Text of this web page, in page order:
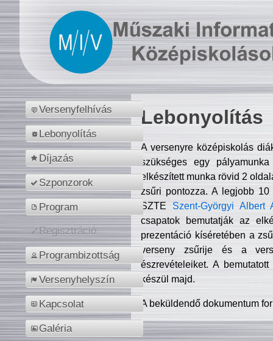
Versenyfelhívás
Lebonyolítás
Díjazás
Szponzorok
Program
Regisztráció
Programbizottság
Versenyhelyszín
Kapcsolat
Galéria
Lebonyolítás
A versenyre középiskolás
szükséges egy
elkészített munka rövid 2
zsűri pontozza. A legjobb
SZTE Szent-Györgyi Albert
csapatok bemutatják az
prezentáció kíséretében a
verseny zsűrije és a
észrevételeiket. A
készül majd.
A beküldendő dokumentum